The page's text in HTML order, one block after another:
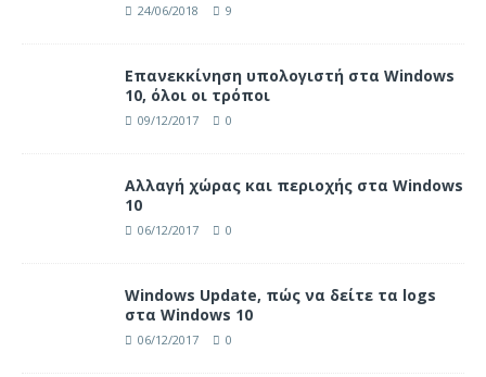
24/06/2018 9
Επανεκκίνηση υπολογιστή στα Windows
10, όλοι οι τρόποι
09/12/2017 0
Αλλαγή χώρας και περιοχής στα Windows
10
06/12/2017 0
Windows Update, πώς να δείτε τα logs
στα Windows 10
06/12/2017 0